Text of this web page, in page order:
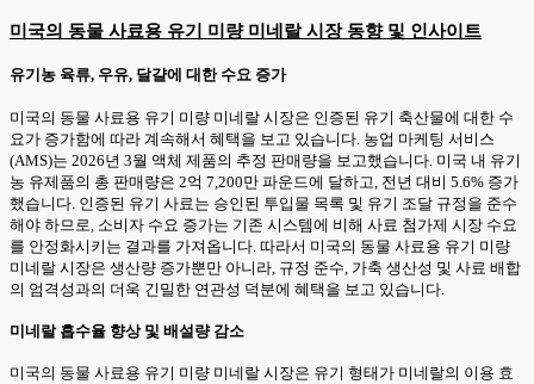
미국의 동물 사료용 유기 미량 미네랄 시장 동향 및 인사이트
유기농 육류, 우유, 달걀에 대한 수요 증가
미국의 동물 사료용 유기 미량 미네랄 시장은 인증된 유기 축산물에 대한 수
요가 증가함에 따라 계속해서 혜택을 보고 있습니다. 농업 마케팅 서비스
(AMS)는 2026년 3월 액체 제품의 추정 판매량을 보고했습니다. 미국 내 유기
농 유제품의 총 판매량은 2억 7,200만 파운드에 달하고, 전년 대비 5.6% 증가
했습니다. 인증된 유기 사료는 승인된 투입물 목록 및 유기 조달 규정을 준수
해야 하므로, 소비자 수요 증가는 기존 시스템에 비해 사료 첨가제 시장 수요
를 안정화시키는 결과를 가져옵니다. 따라서 미국의 동물 사료용 유기 미량
미네랄 시장은 생산량 증가뿐만 아니라, 규정 준수, 가축 생산성 및 사료 배합
의 엄격성과의 더욱 긴밀한 연관성 덕분에 혜택을 보고 있습니다.
미네랄 흡수율 향상 및 배설량 감소
미국의 동물 사료용 유기 미량 미네랄 시장은 유기 형태가 미네랄의 이용 효